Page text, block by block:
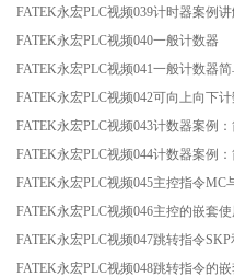
FATEK永宏PLC视频039计时器案例
FATEK永宏PLC视频040一般计数器
FATEK永宏PLC视频041一般计数器
FATEK永宏PLC视频042可向上向下
FATEK永宏PLC视频043计数器案例
FATEK永宏PLC视频044计数器案例
FATEK永宏PLC视频045主控指令MC
FATEK永宏PLC视频046主控的嵌套使
FATEK永宏PLC视频047跳转指令SKP
FATEK永宏PLC视频048跳转指令的